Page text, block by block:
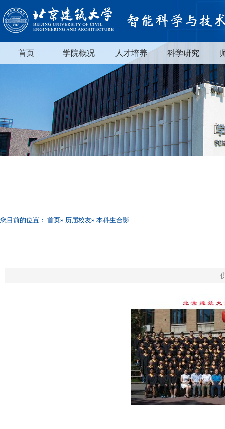
首页 学院概况 人才培养 科学研究
您目前的位置： 首页» 历届校友» 本科生合影